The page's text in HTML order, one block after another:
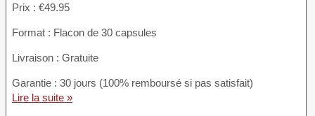
Prix : €49.95
Format : Flacon de 30 capsules
Livraison : Gratuite
Garantie : 30 jours (100% remboursé si pas satisfait)
Lire la suite »